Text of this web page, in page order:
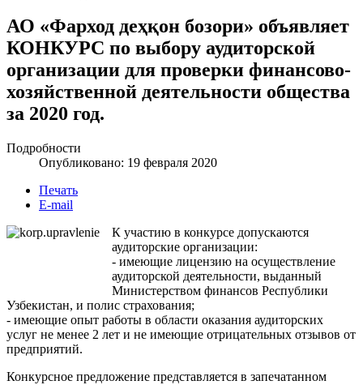
АО «Фарход деҳқон бозори» объявляет
КОНКУРС по выбору аудиторской
организации для проверки финансово-
хозяйственной деятельности общества
за 2020 год.
Подробности
Опубликовано: 19 февраля 2020
Печать
E-mail
К участию в конкурсе допускаются
аудиторские организации:
- имеющие лицензию на осуществление
аудиторской деятельности, выданный
Министерством финансов Республики
Узбекистан, и полис страхования;
- имеющие опыт работы в области оказания аудиторских
услуг не менее 2 лет и не имеющие отрицательных отзывов от
предприятий.
Конкурсное предложение представляется в запечатанном